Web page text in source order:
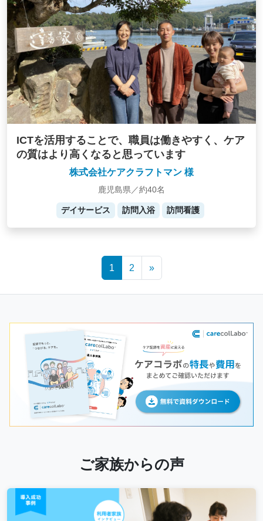
ICTを活用することで、職員は働きやすく、ケア
の質はより高くなると思っています
株式会社ケアクラフトマン 様
鹿児島県／約40名
デイサービス 訪問入浴 訪問看護
1 2 »
ご家族からの声